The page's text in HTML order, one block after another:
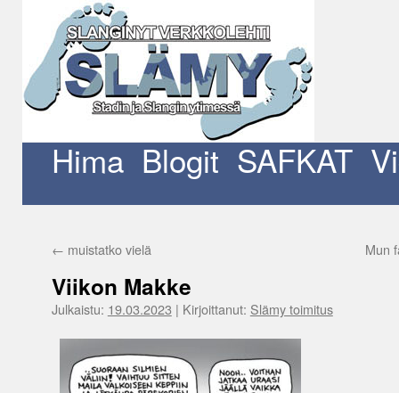
Hima Blogit SAFKAT
← muistatko vielä Mun
Viikon Makke
Julkaistu: 19.03.2023 | Kirjoittanut: Slämy toimitus